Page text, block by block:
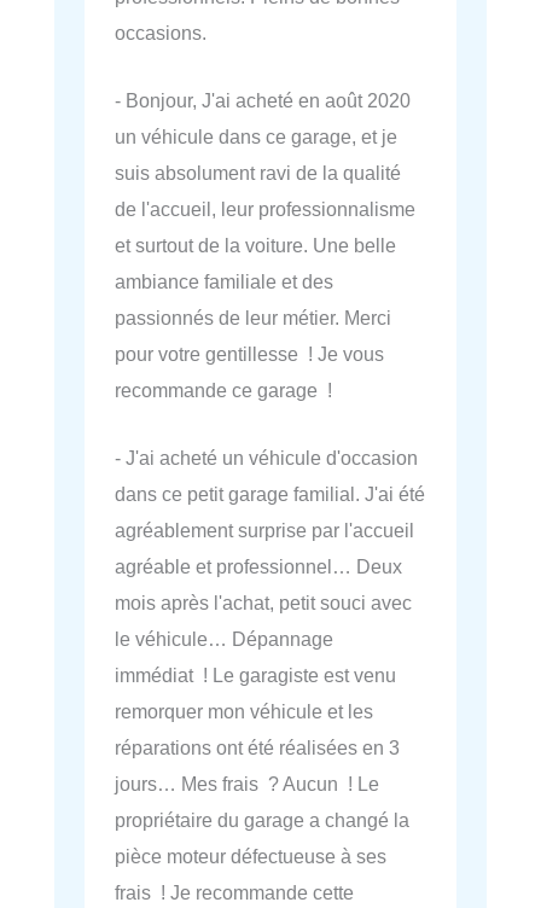
occasions.
- Bonjour, J'ai acheté en août 2020
un véhicule dans ce garage, et je
suis absolument ravi de la qualité
de l'accueil, leur professionnalisme
et surtout de la voiture. Une belle
ambiance familiale et des
passionnés de leur métier. Merci
pour votre gentillesse ! Je vous
recommande ce garage !
- J'ai acheté un véhicule d'occasion
dans ce petit garage familial. J'ai été
agréablement surprise par l'accueil
agréable et professionnel… Deux
mois après l'achat, petit souci avec
le véhicule… Dépannage
immédiat ! Le garagiste est venu
remorquer mon véhicule et les
réparations ont été réalisées en 3
jours… Mes frais ? Aucun ! Le
propriétaire du garage a changé la
pièce moteur défectueuse à ses
frais ! Je recommande cette